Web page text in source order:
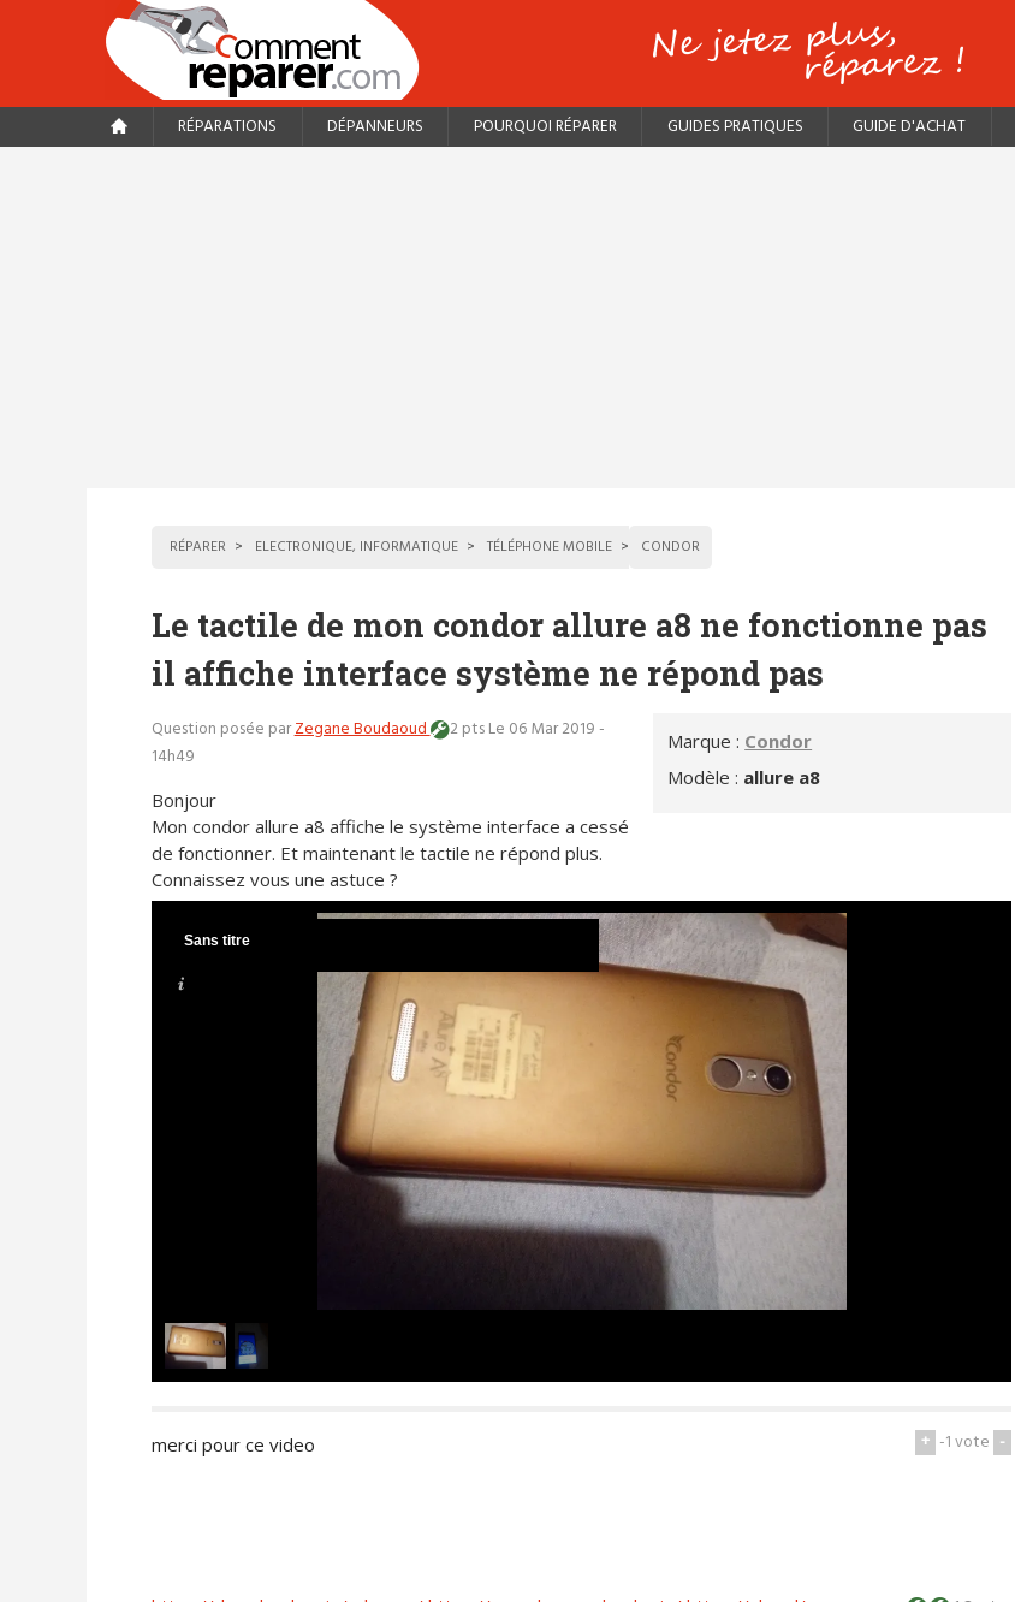
RÉPARATIONS DÉPANNEURS POURQUOI RÉPARER GUIDES PRATIQUES GUIDE D'ACHAT
RÉPARER ELECTRONIQUE, INFORMATIQUE TÉLÉPHONE MOBILE CONDOR
Le tactile de mon condor allure a8 ne fonctionne pas
il affiche interface système ne répond pas
Marque : Condor
Modèle : allure a8
Question posée parZegane Boudaoud 2 ptsLe 06 Mar 2019 -
14h49
Bonjour
Mon condor allure a8 affiche le système interface a cessé
de fonctionner. Et maintenant le tactile ne répond plus.
Connaissez vous une astuce ?
Sans titre
+ -1vote -
merci pour ce video